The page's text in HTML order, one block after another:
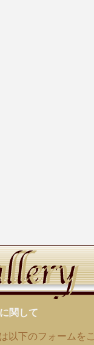
関して
以下のフォームを